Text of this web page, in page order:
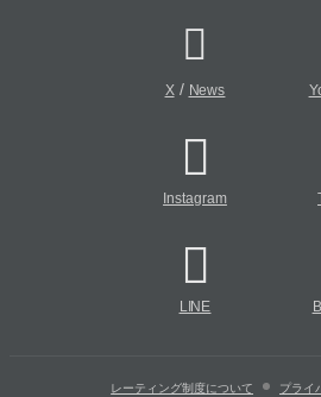
X/ News
Instagram
LINE
レーティング制度について プライ